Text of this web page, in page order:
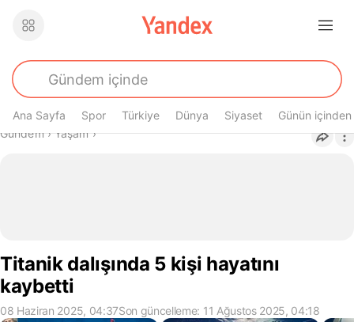
Ana Sayfa Spor Türkiye Dünya Siyaset Günün içinden
Buradasın
Gündem› Yaşam›
Titanik dalışında 5 kişi hayatını
kaybetti
08 Haziran 2025, 04:37Son güncelleme: 11 Ağustos 2025, 04:18